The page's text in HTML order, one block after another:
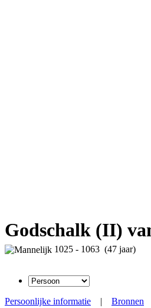
Godschalk (II)
1025 - 1063 (47 jaar)
Persoonlijke informatie | Bronnen